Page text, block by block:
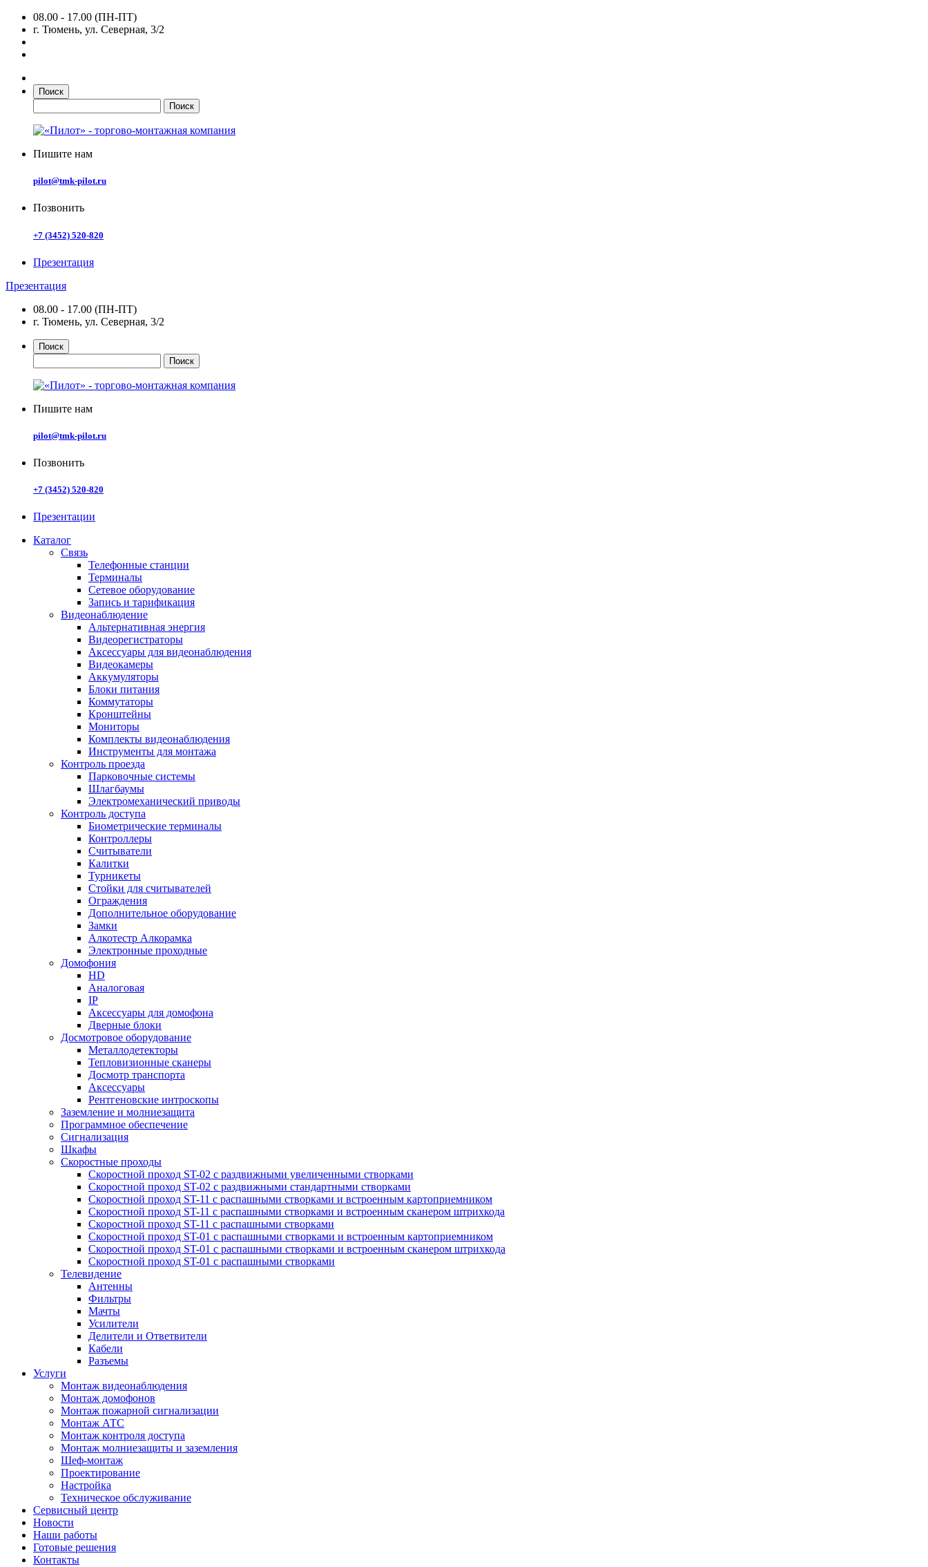
08.00 - 17.00 (ПН-ПТ)
г. Тюмень, ул. Северная, 3/2
Поиск
Пишите нам
pilot@tmk-pilot.ru
Позвонить
+7 (3452) 520-820
Презентация
Презентация
08.00 - 17.00 (ПН-ПТ)
г. Тюмень, ул. Северная, 3/2
Поиск
Пишите нам
pilot@tmk-pilot.ru
Позвонить
+7 (3452) 520-820
Презентации
Каталог
Связь
Телефонные станции
Терминалы
Сетевое оборудование
Запись и тарификация
Видеонаблюдение
Альтернативная энергия
Видеорегистраторы
Аксессуары для видеонаблюдения
Видеокамеры
Аккумуляторы
Блоки питания
Коммутаторы
Кронштейны
Мониторы
Комплекты видеонаблюдения
Инструменты для монтажа
Контроль проезда
Парковочные системы
Шлагбаумы
Электромеханический приводы
Контроль доступа
Биометрические терминалы
Контроллеры
Считыватели
Калитки
Турникеты
Стойки для считывателей
Ограждения
Дополнительное оборудование
Замки
Алкотестр Алкорамка
Электронные проходные
Домофония
HD
Аналоговая
IP
Аксессуары для домофона
Дверные блоки
Досмотровое оборудование
Металлодетекторы
Тепловизионные сканеры
Досмотр транспорта
Аксессуары
Рентгеновские интроскопы
Заземление и молниезащита
Программное обеспечение
Сигнализация
Шкафы
Скоростные проходы
Скоростной проход ST-02 с раздвижными увеличенными створками
Скоростной проход ST-02 с раздвижными стандартными створками
Скоростной проход ST-11 с распашными створками и встроенным картоприемником
Скоростной проход ST-11 с распашными створками и встроенным сканером штрихкода
Скоростной проход ST-11 с распашными створками
Скоростной проход ST-01 с распашными створками и встроенным картоприемником
Скоростной проход ST-01 с распашными створками и встроенным сканером штрихкода
Скоростной проход ST-01 с распашными створками
Телевидение
Антенны
Фильтры
Мачты
Усилители
Делители и Ответвители
Кабели
Разъемы
Услуги
Монтаж видеонаблюдения
Монтаж домофонов
Монтаж пожарной сигнализации
Монтаж АТС
Монтаж контроля доступа
Монтаж молниезащиты и заземления
Шеф-монтаж
Проектирование
Настройка
Техническое обслуживание
Сервисный центр
Новости
Наши работы
Готовые решения
Контакты